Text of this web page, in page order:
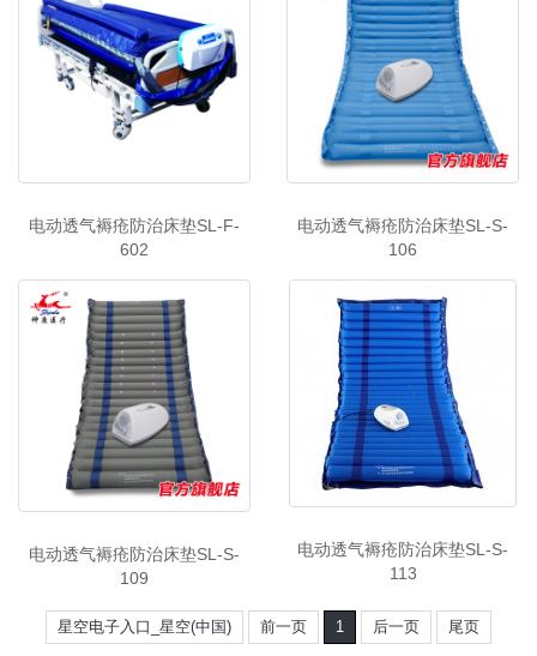
电动透气褥疮防治床垫SL-F-
602
电动透气褥疮防治床垫SL-S-
106
电动透气褥疮防治床垫SL-S-
109
电动透气褥疮防治床垫SL-S-
113
星空电子入口_星空(中国) 前一页 1 后一页 尾页